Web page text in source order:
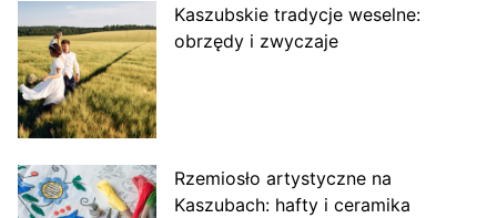
Kaszubskie tradycje weselne:
obrzędy i zwyczaje
Rzemiosło artystyczne na
Kaszubach: hafty i ceramika